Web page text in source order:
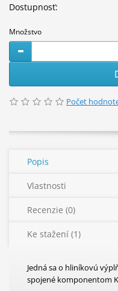
Dostupnosť:
Množstvo
Počet
Popis
Vlastnosti
Recenzie (0)
Ke stažení (1)
Jedná sa o hliníkovú
spojené komponentom